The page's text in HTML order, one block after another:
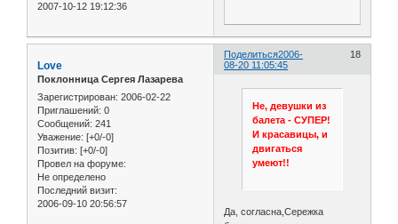
2007-10-12 19:12:36
Поделиться 18
2006-
08-20 11:05:45
Love
Поклонница Сергея Лазарева
Зарегистрирован: 2006-02-22
Приглашений: 0
Сообщений: 241
Уважение: [+0/-0]
Позитив: [+0/-0]
Провел на форуме:
Не определено
Последний визит:
2006-09-10 20:56:57
Не, девушки из
балета - СУПЕР!
И красавицы, и
двигаться
умеют!!
Да, согласна,Сережка